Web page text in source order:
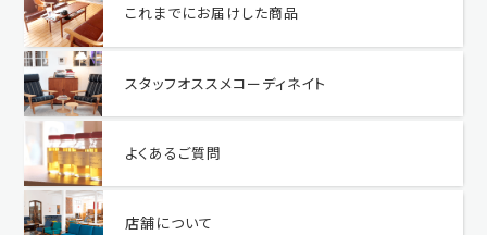
これまでにお届けした商品
スタッフオススメコーディネイト
よくあるご質問
店舗について